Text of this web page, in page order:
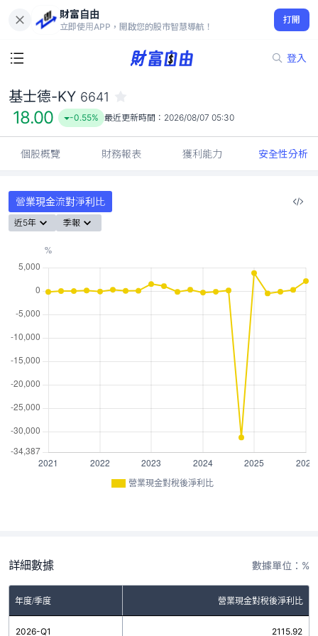
財富自由
立即使用APP，開啟您的股市智慧導航！
打開
登入
18.00
-0.55%
基士德-KY 6641
18.00 -0.55% 最近更新時間： 2026/08/07 05:30
個股概覽 財務報表 獲利能力 安全性分析
營業現金流對淨利比
近5年 季報
營業現金對稅後淨利比
詳細數據 數據單位：%
年度/季度 營業現金對稅後淨利比
2026-Q1 2115.92